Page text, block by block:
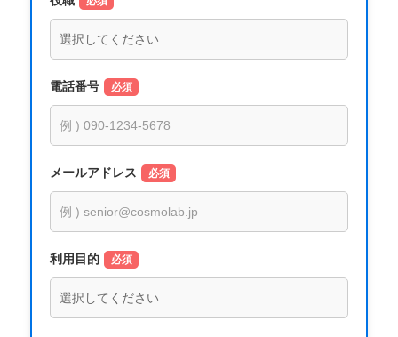
電話番号 必須
メールアドレス 必須
利用目的 必須